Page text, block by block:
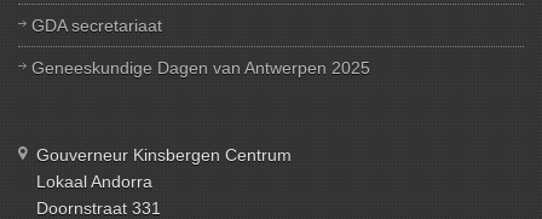
GDA secretariaat
Geneeskundige Dagen van Antwerpen 2025
Gouverneur Kinsbergen Centrum
Lokaal Andorra
Doornstraat 331